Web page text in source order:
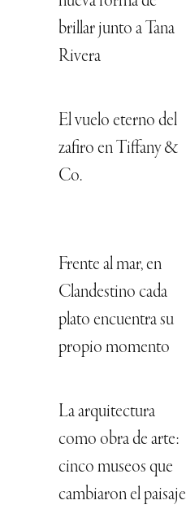
brillar junto a Tana
Rivera
El vuelo eterno del
zafiro en Tiffany &
Co.
Frente al mar, en
Clandestino cada
plato encuentra su
propio momento
La arquitectura
como obra de arte:
cinco museos que
cambiaron el paisaje